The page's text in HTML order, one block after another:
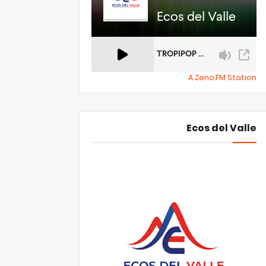
A Zeno.FM Station
Ecos del Valle